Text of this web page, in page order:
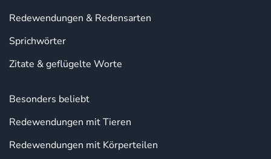
Redewendungen & Redensarten
Sprichwörter
Zitate & geflügelte Worte
Besonders beliebt
Redewendungen mit Tieren
Redewendungen mit Körperteilen